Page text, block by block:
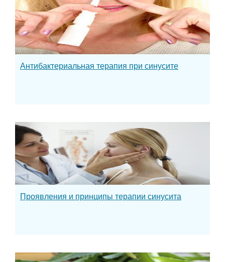
Антибактериальная терапия при синусите
Проявления и принципы терапии синусита